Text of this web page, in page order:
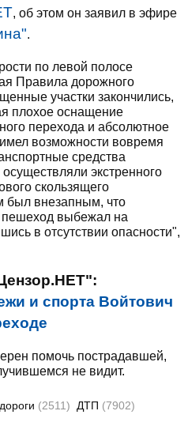
, об этом он заявил в эфире
.
по левой полосе
Правила дорожного
участки закончились,
плохое оснащение
перехода и абсолютное
возможности вовремя
средства
экстренного
скользящего
был внезапным, что
пешеход выбежал на
в отсутствии опасности",
и спорта Войтович
помочь пострадавшей,
не видит.
дороги (2511) ДТП (7902)